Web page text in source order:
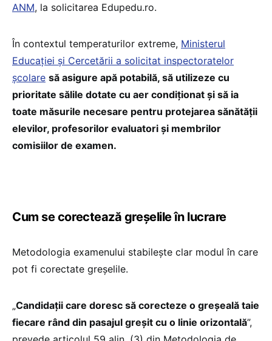
ANM, la solicitarea Edupedu.ro.
În contextul temperaturilor extreme, Ministerul
Educației și Cercetării a solicitat inspectoratelor
școlare să asigure apă potabilă, să utilizeze cu
prioritate sălile dotate cu aer condiționat și să ia
toate măsurile necesare pentru protejarea sănătății
elevilor, profesorilor evaluatori și membrilor
comisiilor de examen.
Cum se corectează greșelile în lucrare
Metodologia examenului stabilește clar modul în care
pot fi corectate greșelile.
„Candidaţii care doresc să corecteze o greşeală taie
fiecare rând din pasajul greşit cu o linie orizontală”,